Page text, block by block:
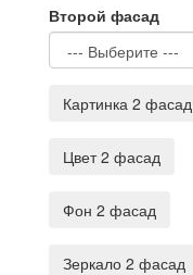
Второй фасад
Картинка 2 фасад
Цвет 2 фасад
Фон 2 фасад
Зеркало 2 фасад